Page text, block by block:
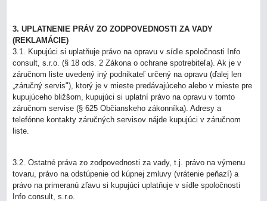
3. UPLATNENIE PRÁV ZO ZODPOVEDNOSTI ZA VADY
(REKLAMÁCIE)
3.1. Kupujúci si uplatňuje právo na opravu v sídle spoločnosti Info
consult, s.r.o. (§ 18 ods. 2 Zákona o ochrane spotrebiteľa). Ak je v
záručnom liste uvedený iný podnikateľ určený na opravu (ďalej len
„záručný servis"), ktorý je v mieste predávajúceho alebo v mieste pre
kupujúceho bližšom, kupujúci si uplatní právo na opravu v tomto
záručnom servise (§ 625 Občianskeho zákonníka). Adresy a
telefónne kontakty záručných servisov nájde kupujúci v záručnom
liste.
3.2. Ostatné práva zo zodpovednosti za vady, t.j. právo na výmenu
tovaru, právo na odstúpenie od kúpnej zmluvy (vrátenie peňazí) a
právo na primeranú zľavu si kupujúci uplatňuje v sídle spoločnosti
Info consult, s.r.o.